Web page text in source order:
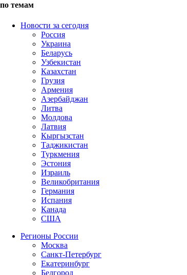
по темам
Новости за сегодня
Россия
Украина
Беларусь
Узбекистан
Казахстан
Грузия
Армения
Азербайджан
Литва
Молдова
Латвия
Кыргызстан
Таджикистан
Туркмения
Эстония
Израиль
Великобритания
Германия
Испания
Канада
США
Регионы России
Москва
Санкт-Петербург
Екатеринбург
Белгород